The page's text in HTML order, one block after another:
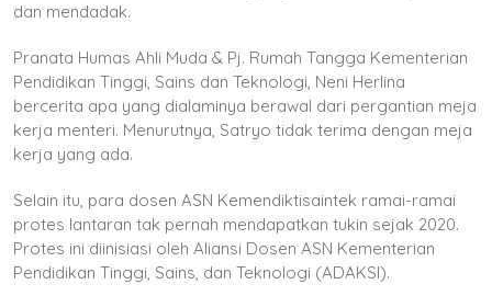
dan mendadak.
Pranata Humas Ahli Muda & Pj. Rumah Tangga Kementerian
Pendidikan Tinggi, Sains dan Teknologi, Neni Herlina
bercerita apa yang dialaminya berawal dari pergantian meja
kerja menteri. Menurutnya, Satryo tidak terima dengan meja
kerja yang ada.
Selain itu, para dosen ASN Kemendiktisaintek ramai-ramai
protes lantaran tak pernah mendapatkan tukin sejak 2020.
Protes ini diinisiasi oleh Aliansi Dosen ASN Kementerian
Pendidikan Tinggi, Sains, dan Teknologi (ADAKSI).